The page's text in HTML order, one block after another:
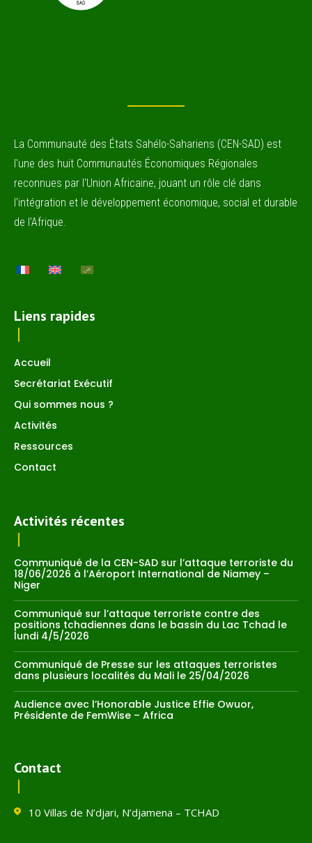
La Communauté des États Sahélo-Sahariens (CEN-SAD) est
l'une des huit Communautés Économiques Régionales
reconnues par l'Union Africaine, jouant un rôle clé dans
l'intégration et le développement économique, social et durable
de l'Afrique.
Liens rapides
Accueil
Secrétariat Exécutif
Qui sommes nous ?
Activités
Ressources
Contact
Activités récentes
Communiqué de la CEN-SAD sur l’attaque terroriste du
18/06/2026 à l’Aéroport International de Niamey –
Niger
Communiqué sur l’attaque terroriste contre des
positions tchadiennes dans le bassin du Lac Tchad le
lundi 4/5/2026
Communiqué de Presse sur les attaques terroristes
dans plusieurs localités du Mali le 25/04/2026
Audience avec l’Honorable Justice Effie Owuor,
Présidente de FemWise – Africa
Contact
10 Villas de N’djari, N’djamena – TCHAD